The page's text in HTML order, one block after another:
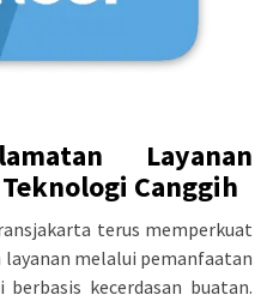
Layanan
Canggih
terus memperkuat
melalui pemanfaatan
kecerdasan buatan.